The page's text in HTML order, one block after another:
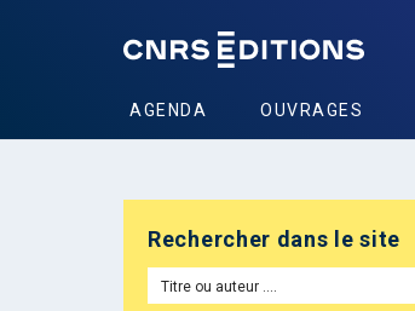
AGENDA OUVRAGES
Rechercher dans le site